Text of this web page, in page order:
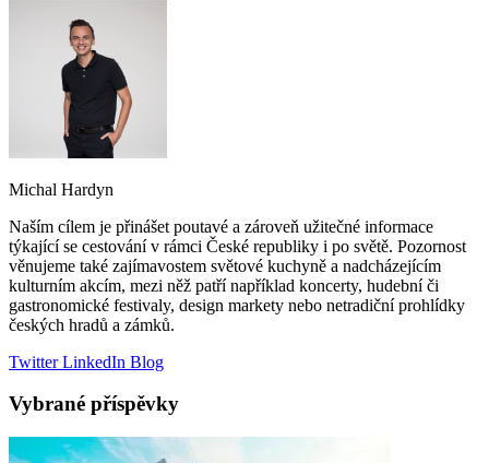
Michal Hardyn
Naším cílem je přinášet poutavé a zároveň užitečné informace
týkající se cestování v rámci České republiky i po světě. Pozornost
věnujeme také zajímavostem světové kuchyně a nadcházejícím
kulturním akcím, mezi něž patří například koncerty, hudební či
gastronomické festivaly, design markety nebo netradiční prohlídky
českých hradů a zámků.
TwitterLinkedIn Blog
Vybrané příspěvky